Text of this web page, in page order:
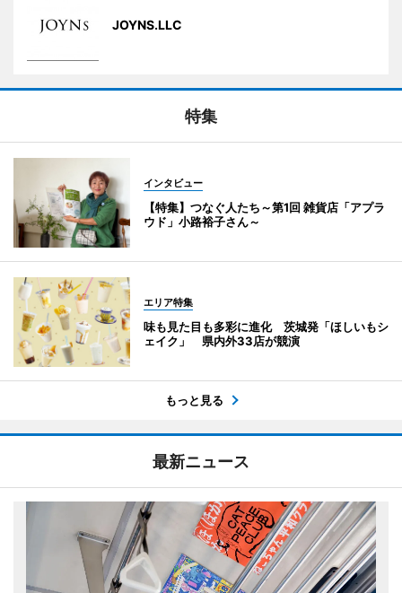
JOYNS.LLC
特集
インタビュー
【特集】つなぐ人たち～第1回 雑貨店「アプラ
ウド」小路裕子さん～
エリア特集
味も見た目も多彩に進化 茨城発「ほしいもシ
ェイク」 県内外33店が競演
もっと見る
最新ニュース